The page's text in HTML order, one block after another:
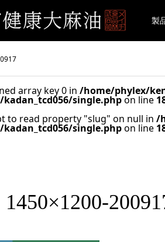
製
array key 0 in /home/phylex/
single.phpon line
to read property "slug" on null in /
single.phpon line
1450×1200-